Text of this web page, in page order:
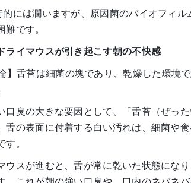
的には潤いますが、原因菌のバイオフィル
難です。
ライマウスが引き起こす朝の不快感
論】舌苔は細菌の塊であり、乾燥した環境
口臭の大きな要因として、「舌苔（ぜっ
舌の表面に付着する白い汚れは、細菌や
す。
ウスが進むと、舌が常に乾いた状態にな